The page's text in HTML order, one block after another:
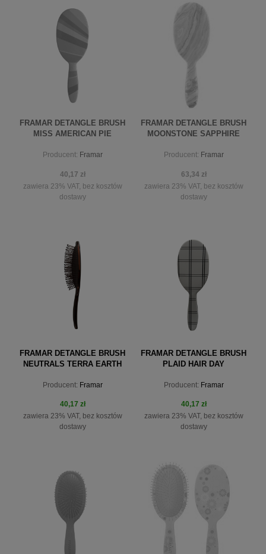
powiadom o dostępności
FRAMAR DETANGLE BRUSH
MISS AMERICAN PIE
Producent: Framar
40,17 zł
zawiera 23% VAT, bez kosztów
dostawy
powiadom o dostępności
FRAMAR DETANGLE BRUSH
MOONSTONE SAPPHIRE
Producent: Framar
63,34 zł
zawiera 23% VAT, bez kosztów
dostawy
powiadom o dostępności
FRAMAR DETANGLE BRUSH
NEUTRALS TERRA EARTH
Producent: Framar
40,17 zł
zawiera 23% VAT, bez kosztów
dostawy
do koszyka
FRAMAR DETANGLE BRUSH
PLAID HAIR DAY
Producent: Framar
40,17 zł
zawiera 23% VAT, bez kosztów
dostawy
do koszyka